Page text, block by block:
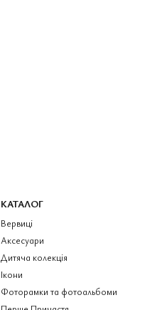
КАТАЛОГ
Вервиці
Аксесуари
Дитяча колекція
Ікони
Фоторамки та фотоальбоми